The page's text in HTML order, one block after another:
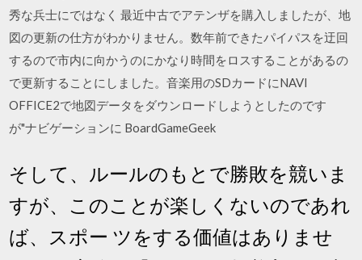
秀な兵士にではなく 最近中古でアテンザを購入しましたが、地
図の更新の仕方がわかりません。数年前できたパイパスを迂回
するので市内に向かうのにかなり時間をロスすることがあるの
で更新することにしました。音楽用のSDカードにNAVI
OFFICE2で地図データをダウンロードしようとしたのです
が"ナビゲーションに BoardGameGeek
そして、ルールのもとで勝敗を競いま
すが、このことが楽しくないのであれ
ば、スポー ツをする価値はありませ